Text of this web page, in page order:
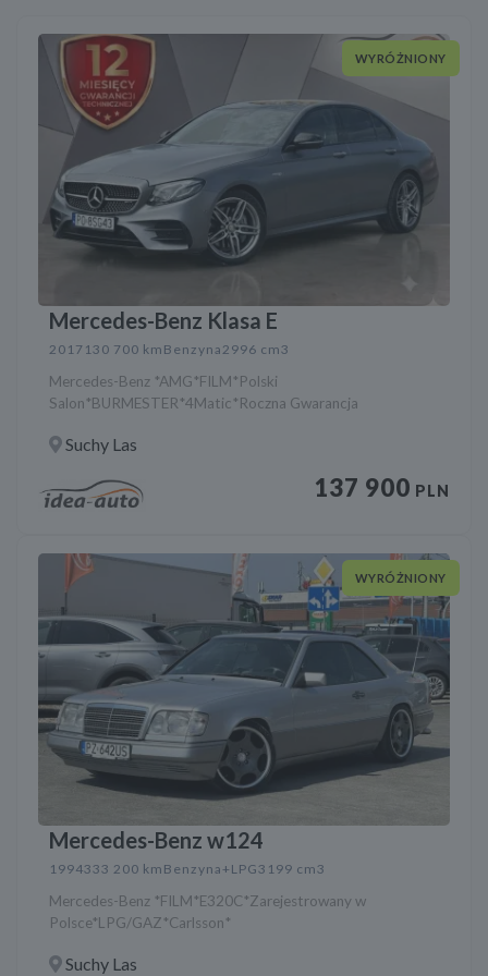
WYRÓŻNIONY
Mercedes-Benz Klasa E
2017 130 700 km Benzyna2996 cm3
Mercedes-Benz *AMG*FILM*Polski
Salon*BURMESTER*4Matic*Roczna Gwarancja
Suchy Las
137 900 PLN
WYRÓŻNIONY
Mercedes-Benz w124
1994333 200 km Benzyna+LPG3199 cm3
Mercedes-Benz *FILM*E320C*Zarejestrowany w
Polsce*LPG/GAZ*Carlsson*
Suchy Las